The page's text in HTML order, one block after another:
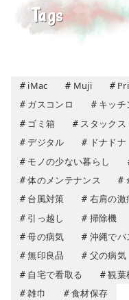
Tags
iMac Muji
ガスコンロ
キッチ
ゴミ箱
スタックス
デジタル
ドナドナ
モノの少ない暮らし
体のメンテナンス
台風対策
右肩の激
引っ越し
掃除機
母の病気
沖縄でバ
無印良品
父の病気
自宅で看取る
観葉
雑巾
食材保存